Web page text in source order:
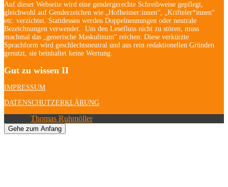
Auf dieser Webseite wird eine gendergerechte Schreibweise gepflegt,
gleichwohl auf Genderzeichen wie „Hofheimer:innen“, „Krifteler*innen“
etc. verzichtet. Stattdessen werden Doppelnennungen oder neutrale
Bezeichnungen verwendet. Um den Lesefluss nicht zu stören, muss
machmal das „generische Maskulinum“ reichen: Diese verkürzte
Sprachform wird geschlechtsneutral und aus rein redaktionellen Gründen
genutzt, sie beinhaltet keine Wertung.
Gut zu wissen II
IMPRESSUM
DATENSCHUTZERKLÄRUNG
Thomas Ruhmöller| Alle Rechte vorbehalten.
Gehe zum Anfang